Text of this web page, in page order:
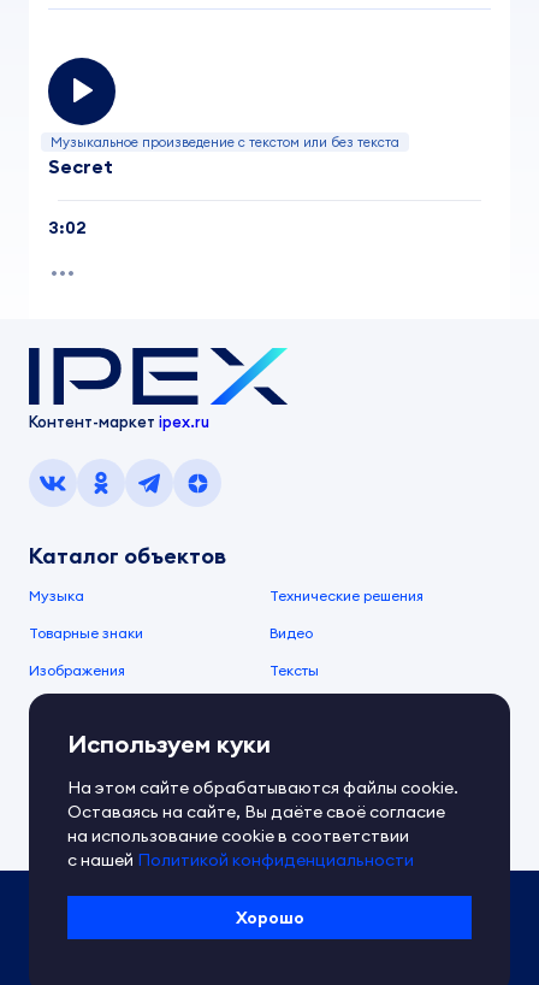
Музыкальное произведение с текстом или без текста
Secret
3:02
Контент-маркет ipex.ru
Каталог объектов
Музыка Технические решения
Товарные знаки Видео
Изображения Тексты
О компании
О сервисе
Документы IPEX Справочный центр
Контакты Обратная связь
Политика IPEX по обработке ПД
Условия использования платформы
Используем куки
На этом сайте обрабатываются файлы cookie.
Оставаясь на сайте, Вы даёте своё согласие
на использование cookie в соответствии
с нашей Политикой конфиденциальности
Хорошо